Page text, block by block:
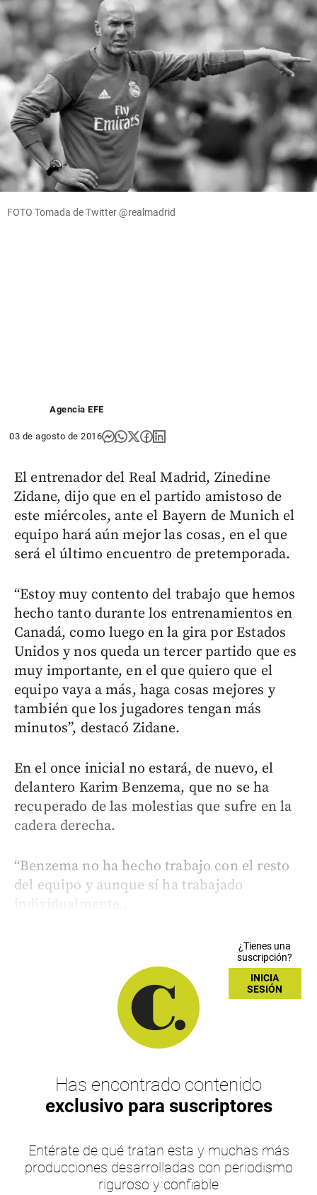
FOTO Tomada de Twitter @realmadrid
Agencia EFE
03 de agosto de 2016
El entrenador del Real Madrid, Zinedine
Zidane, dijo que en el partido amistoso de
este miércoles, ante el Bayern de Munich el
equipo hará aún mejor las cosas, en el que
será el último encuentro de pretemporada.
“Estoy muy contento del trabajo que hemos
hecho tanto durante los entrenamientos en
Canadá, como luego en la gira por Estados
Unidos y nos queda un tercer partido que es
muy importante, en el que quiero que el
equipo vaya a más, haga cosas mejores y
también que los jugadores tengan más
minutos”, destacó Zidane.
En el once inicial no estará, de nuevo, el
delantero Karim Benzema, que no se ha
recuperado de las molestias que sufre en la
cadera derecha.
“Benzema no ha hecho trabajo con el resto
del equipo y aunque sí ha trabajado
individualmente...
¿Tienes una
suscripción?
INICIA
SESIÓN
Has encontrado contenido
exclusivo para suscriptores
Entérate de qué tratan esta y muchas más
producciones desarrolladas con periodismo
riguroso y confiable